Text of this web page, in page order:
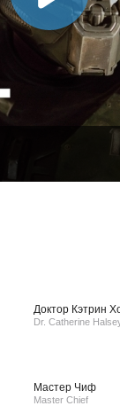
Доктор Кэтрин
Dr. Catherine
Мастер Чиф
Master Chief